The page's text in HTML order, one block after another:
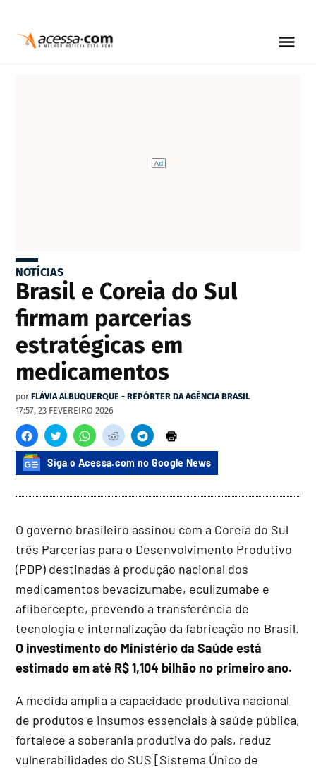
NOTÍCIAS
Brasil e Coreia do Sul
firmam parcerias
estratégicas em
medicamentos
por FLÁVIA ALBUQUERQUE - REPÓRTER DA AGÊNCIA BRASIL
17:57, 23 FEVEREIRO 2026
Siga o Acessa.com no Google News
O governo brasileiro assinou com a Coreia do Sul
três Parcerias para o Desenvolvimento Produtivo
(PDP) destinadas à produção nacional dos
medicamentos bevacizumabe, eculizumabe e
aflibercepte, prevendo a transferência de
tecnologia e internalização da fabricação no Brasil.
O investimento do Ministério da Saúde está
estimado em até R$ 1,104 bilhão no primeiro ano.
A medida amplia a capacidade produtiva nacional
de produtos e insumos essenciais à saúde pública,
fortalece a soberania produtiva do país, reduz
vulnerabilidades do SUS [Sistema Único de